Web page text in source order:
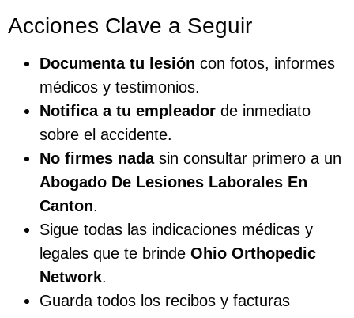
Acciones Clave a Seguir
Documenta tu lesión con fotos, informes
médicos y testimonios.
Notifica a tu empleador de inmediato
sobre el accidente.
No firmes nadasin consultar primero a un
Abogado De Lesiones Laborales En
Canton.
Sigue todas las indicaciones médicas y
legales que te brinde Ohio Orthopedic
Network.
Guarda todos los recibos y facturas